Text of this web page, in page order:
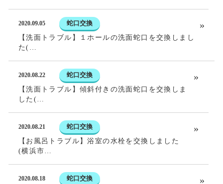
2020.09.05
蛇口交換
【洗面トラブル】１ホールの洗面蛇口を交換しまし
た(…
2020.08.22
蛇口交換
【洗面トラブル】傾斜付きの洗面蛇口を交換しま
した(…
2020.08.21
蛇口交換
【お風呂トラブル】浴室の水栓を交換しました
(横浜市…
2020.08.18
蛇口交換